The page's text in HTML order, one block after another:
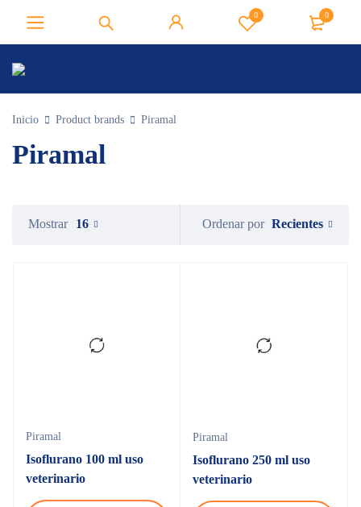
0 0
Inicio Product brands Piramal
Piramal
Ordenar por Recientes
Mostrar 16
Piramal
Isoflurano 100 ml uso
veterinario
Piramal
Isoflurano 250 ml uso
veterinario